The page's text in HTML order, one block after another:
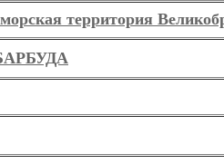
территория